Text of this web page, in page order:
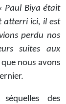
Paul Biya était
atterri ici, il est
perdu nos
suites aux
nous avons
des